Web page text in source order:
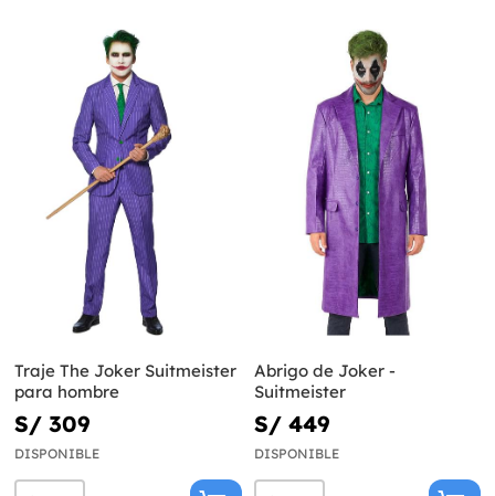
Traje The Joker Suitmeister
para hombre
S/ 309
DISPONIBLE
Abrigo de Joker -
Suitmeister
S/ 449
DISPONIBLE